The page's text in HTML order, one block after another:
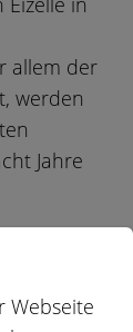
allem der
werden
Jahre
sind
Webseite